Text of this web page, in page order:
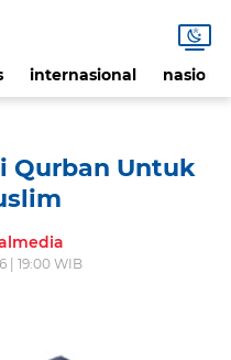
internasional nasional
Qurban Untuk
| 19:00 WIB